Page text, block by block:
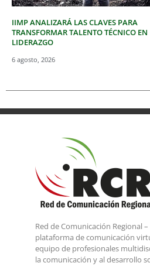
IIMP ANALIZARÁ LAS CLAVES PARA
TRANSFORMAR TALENTO TÉCNICO EN
LIDERAZGO
6 agosto, 2026
Red de Comunicación Regional –
plataforma de comunicación
equipo de profesionales
la comunicación y al desarrollo